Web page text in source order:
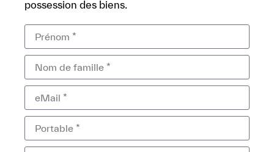
possession des biens.